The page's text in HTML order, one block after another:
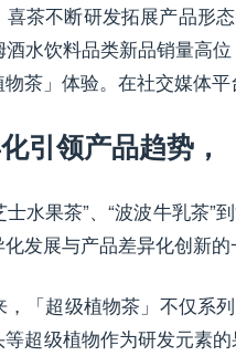
喜茶不断研发拓展产品形
酒水饮料品类新品销量高
茶」体验。在社交媒体
引领产品趋势
士水果茶”、“波波牛乳茶
发展与产品差异化创新的
，「超级植物茶」不仅系
超级植物作为研发元素